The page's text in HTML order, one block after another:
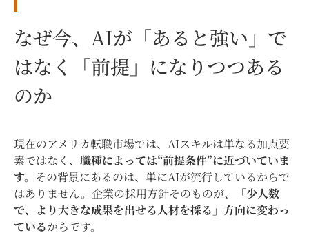
なぜ今、AIが「あると強い」で
はなく「前提」になりつつある
のか
現在のアメリカ転職市場では、AIスキルは単なる加点要
素ではなく、 職種によっては“前提条件”に近づいていま
す。 その背景にあるのは、単にAIが流行しているからで
はありません。企業の採用方針そのものが、
「少人数
で、より大きな成果を出せる人材を採る」方向に変わっ
ているからです。